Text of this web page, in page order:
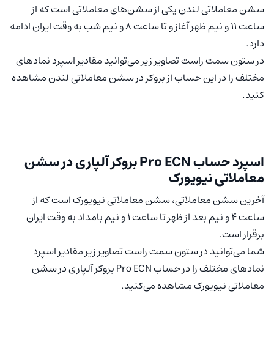
سشن معاملاتی لندن یکی از سشن‌های معاملاتی است که از
ساعت ۱۱ و نیم ظهر آغاز و تا ساعت ۸ و نیم شب به وقت ایران ادامه
دارد.
در ستون سمت راست تصاویر زیر می‌توانید مقادیر اسپرد نمادهای
مختلف را در این حساب از بروکر در سشن معاملاتی لندن مشاهده
کنید.
اسپرد حساب Pro ECN بروکر آلپاری در سشن
معاملاتی نیویورک
آخرین سشن معاملاتی، سشن معاملاتی نیویورک است که از
ساعت ۴ و نیم بعد از ظهر تا ساعت ۱ و نیم بامداد به وقت ایران
برقرار است.
شما می‌توانید در ستون سمت راست تصاویر زیر مقادیر اسپرد
نمادهای مختلف را در حساب Pro ECN بروکر آلپاری در سشن
معاملاتی نیویورک مشاهده می‌کنید.